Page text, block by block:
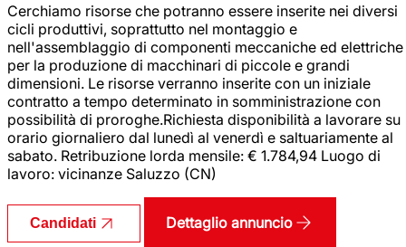
Cerchiamo risorse che potranno essere inserite nei diversi
cicli produttivi, soprattutto nel montaggio e
nell'assemblaggio di componenti meccaniche ed elettriche
per la produzione di macchinari di piccole e grandi
dimensioni. Le risorse verranno inserite con un iniziale
contratto a tempo determinato in somministrazione con
possibilità di proroghe.Richiesta disponibilità a lavorare su
orario giornaliero dal lunedì al venerdì e saltuariamente al
sabato. Retribuzione lorda mensile: € 1.784,94 Luogo di
lavoro: vicinanze Saluzzo (CN)
Candidati Dettaglio annuncio